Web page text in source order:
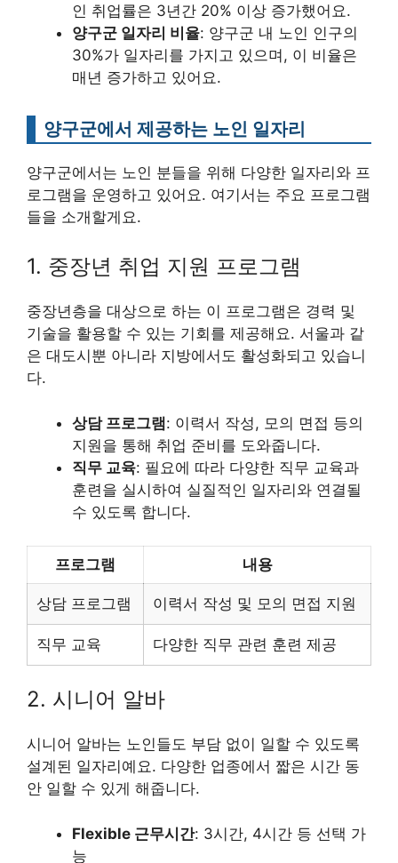
인 취업률은 3년간 20% 이상 증가했어요.
양구군 일자리 비율: 양구군 내 노인 인구의
30%가 일자리를 가지고 있으며, 이 비율은
매년 증가하고 있어요.
양구군에서 제공하는 노인 일자리
양구군에서는 노인 분들을 위해 다양한 일자리와 프
로그램을 운영하고 있어요. 여기서는 주요 프로그램
들을 소개할게요.
1. 중장년 취업 지원 프로그램
중장년층을 대상으로 하는 이 프로그램은 경력 및
기술을 활용할 수 있는 기회를 제공해요. 서울과 같
은 대도시뿐 아니라 지방에서도 활성화되고 있습니
다.
상담 프로그램: 이력서 작성, 모의 면접 등의
지원을 통해 취업 준비를 도와줍니다.
직무 교육: 필요에 따라 다양한 직무 교육과
훈련을 실시하여 실질적인 일자리와 연결될
수 있도록 합니다.
프로그램 내용
상담 프로그램 이력서 작성 및 모의 면접 지원
직무 교육 다양한 직무 관련 훈련 제공
2. 시니어 알바
시니어 알바는 노인들도 부담 없이 일할 수 있도록
설계된 일자리예요. 다양한 업종에서 짧은 시간 동
안 일할 수 있게 해줍니다.
Flexible 근무시간: 3시간, 4시간 등 선택 가
능